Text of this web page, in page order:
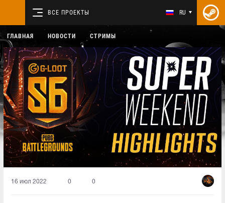
ВСЕ ПРОЕКТЫ RU
ГЛАВНАЯ НОВОСТИ СТРИМЫ
16 июл 2022 0 0